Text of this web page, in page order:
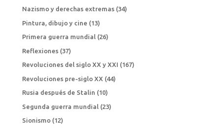
Nazismo y derechas extremas(34)
Pintura, dibujo y cine (13)
Primera guerra mundial(26)
Reflexiones(37)
Revoluciones del siglo XX y XXI (167)
Revoluciones pre-siglo XX (44)
Rusia después de Stalin (10)
Segunda guerra mundial (23)
Sionismo(12)